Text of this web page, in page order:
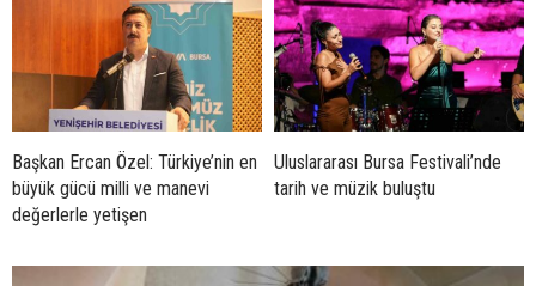
Başkan Ercan Özel: Türkiye’nin en
büyük gücü milli ve manevi
değerlerle yetişen
Uluslararası Bursa Festivali’nde
tarih ve müzik buluştu